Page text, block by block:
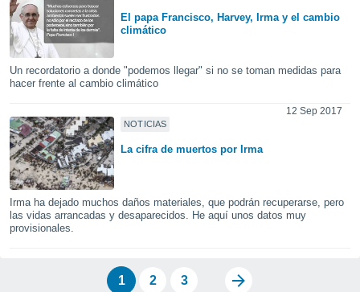
ni para
o
aunque
acceder a
web a
abono
El papa Francisco, Harvey, Irma y el cambio
climático
Un recordatorio a donde "podemos llegar" si no se toman medidas para
hacer frente al cambio climático
NOTICIAS
12 Sep 2017
La cifra de muertos por Irma
Irma ha dejado muchos daños materiales, que podrán recuperarse, pero
las vidas arrancadas y desaparecidos. He aquí unos datos muy
provisionales.
1 2 3